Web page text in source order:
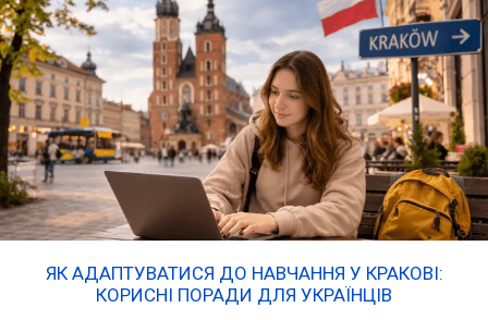
ЯК АДАПТУВАТИСЯ ДО НАВЧАННЯ У КРАКОВІ:
КОРИСНІ ПОРАДИ ДЛЯ УКРАЇНЦІВ